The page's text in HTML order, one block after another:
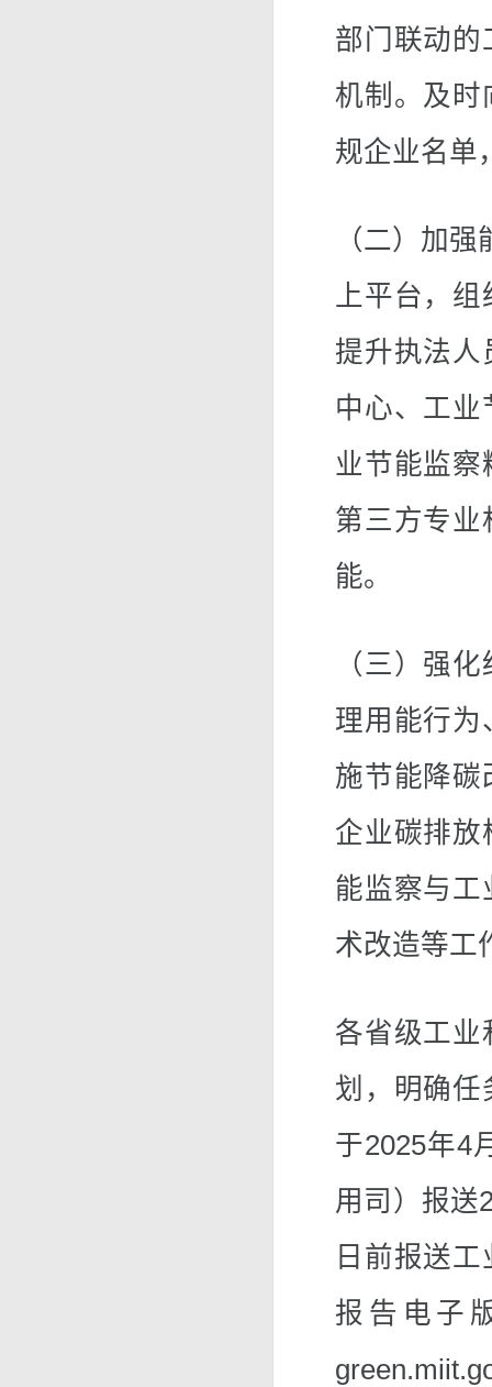
部门联动的
机制。及时
规企业名单
（二）加
上平台，
提升执法人
中心、工
业节能监
第三方专业
能。
（三）强
理用能行为
施节能降碳
企业碳排放
能监察与工
术改造等工
各省级工业
划，明确任
于2025年4
用司）报送
日前报送
报告电子